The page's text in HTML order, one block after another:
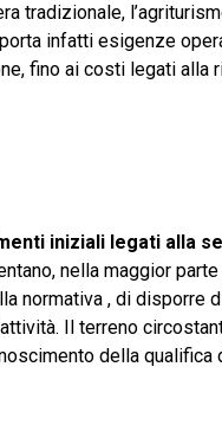
tradizionale,
infatti esigenze
fino ai costi legati alla
iniziali legati alla
nella maggior
normativa , di disporre
Il terreno
della qualifica